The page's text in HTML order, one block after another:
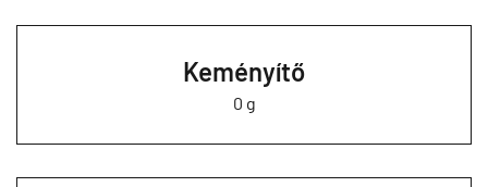
Keményítő
0 g